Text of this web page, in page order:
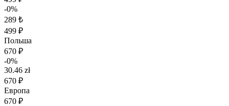
-0%
289 ₺
499 ₽
Польша
670 ₽
-0%
30.46 zł
670 ₽
Европа
670 ₽